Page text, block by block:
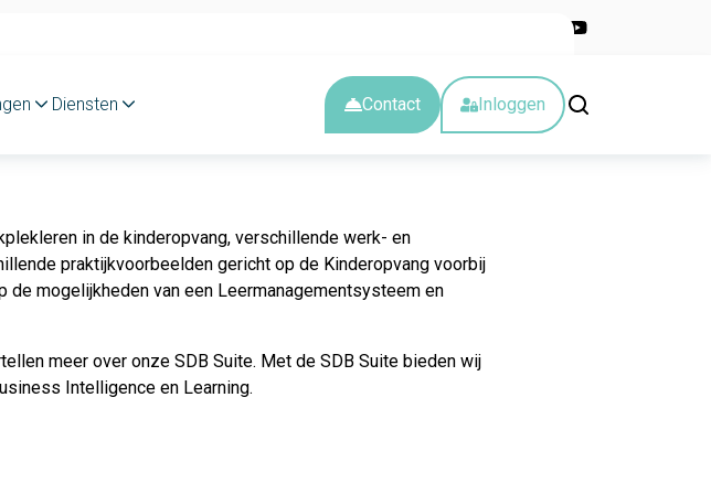
Diensten Contact Inloggen
in de kinderopvang, verschillende werk- en
praktijkvoorbeelden gericht op de Kinderopvang voorbij
de mogelijkheden van een Leermanagementsysteem en
meer over onze SDB Suite. Met de SDB Suite bieden wij
Intelligence en Learning.